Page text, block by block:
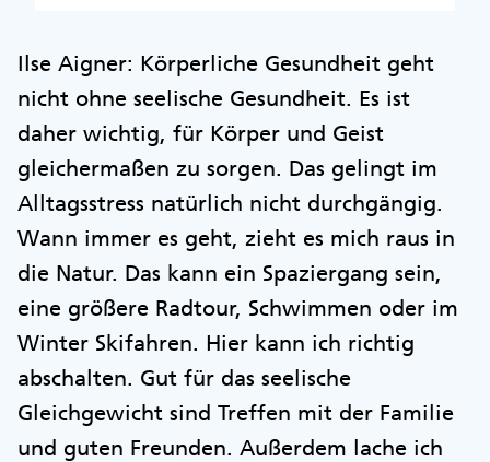
Ilse Aigner: Körperliche Gesundheit geht
nicht ohne seelische Gesundheit. Es ist
daher wichtig, für Körper und Geist
gleichermaßen zu sorgen. Das gelingt im
Alltagsstress natürlich nicht durchgängig.
Wann immer es geht, zieht es mich raus in
die Natur. Das kann ein Spaziergang sein,
eine größere Radtour, Schwimmen oder im
Winter Skifahren. Hier kann ich richtig
abschalten. Gut für das seelische
Gleichgewicht sind Treffen mit der Familie
und guten Freunden. Außerdem lache ich